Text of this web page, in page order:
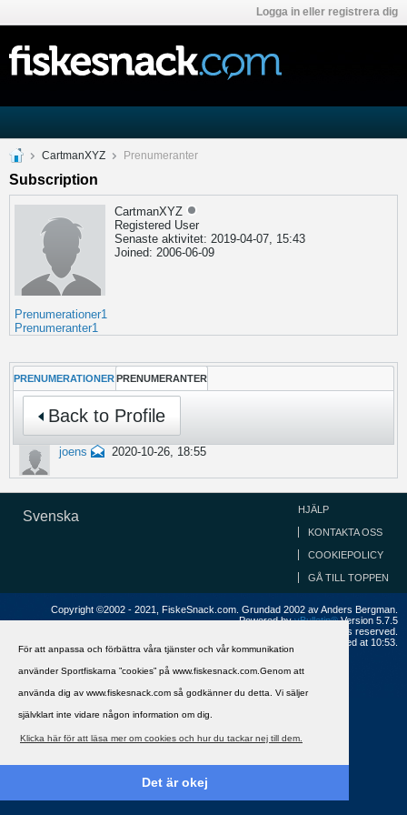
För att anpassa och förbättra våra tjänster och vår kommunikation
använder Sportfiskarna ”cookies” på www.fiskesnack.com.Genom att
använda dig av www.fiskesnack.com så godkänner du detta. Vi säljer
självklart inte vidare någon information om dig.
Klicka här för att läsa mer om cookies och hur du tackar nej till dem.
Det är okej
Logga in eller registrera dig
CartmanXYZ Prenumeranter
Subscription
CartmanXYZ
Registered User
Senaste aktivitet: 2019-04-07, 15:43
Joined: 2006-06-09
Prenumerationer1
Prenumeranter1
PRENUMERATIONER PRENUMERANTER
Back to Profile
joens 2020-10-26, 18:55
Svenska HJÄLP
KONTAKTA OSS
COOKIEPOLICY
GÅ TILL TOPPEN
Copyright ©2002 - 2021, FiskeSnack.com. Grundad 2002 av Anders Bergman.
Powered byvBulletin®Version 5.7.5
Copyright © 2026 MH Sub I, LLC dba vBulletin. All rights reserved.
All times are GMT+1. This page was generated at 10:53.